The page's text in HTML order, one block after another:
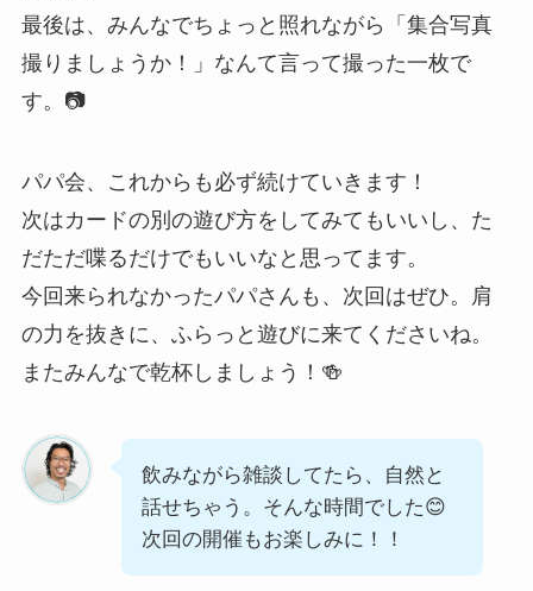
最後は、みんなでちょっと照れながら「集合写真
撮りましょうか！」なんて言って撮った一枚で
す。📷
パパ会、これからも必ず続けていきます！
次はカードの別の遊び方をしてみてもいいし、た
だただ喋るだけでもいいなと思ってます。
今回来られなかったパパさんも、次回はぜひ。肩
の力を抜きに、ふらっと遊びに来てくださいね。
またみんなで乾杯しましょう！🍻
飲みながら雑談してたら、自然と
話せちゃう。そんな時間でした😊
次回の開催もお楽しみに！！